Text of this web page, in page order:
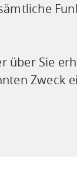
über Sie
Zweck